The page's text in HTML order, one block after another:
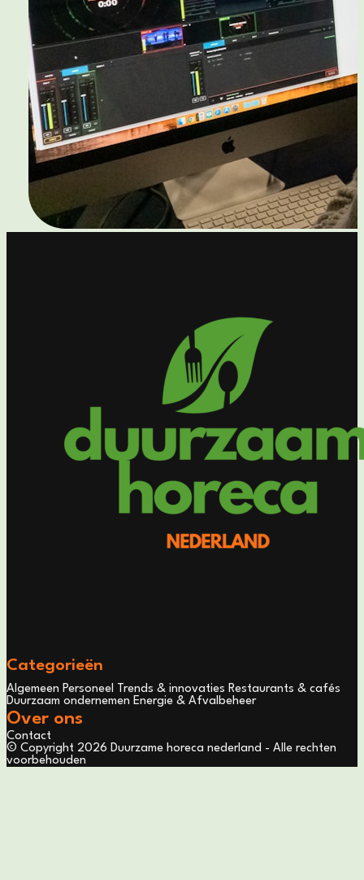
Categorieën
Algemeen Personeel Trends & innovaties Restaurants & cafés
Duurzaam ondernemen Energie & Afvalbeheer
Over ons
Contact
© Copyright 2026 Duurzame horeca nederland - Alle rechten
voorbehouden